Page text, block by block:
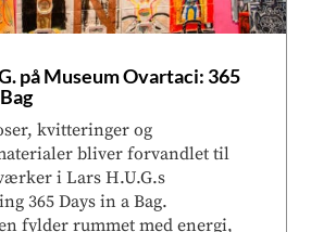
på Museum Ovartaci: 365
kvitteringer og
bliver forvandlet til
i Lars H.U.G.s
365 Days in a Bag.
fylder rummet med energi,